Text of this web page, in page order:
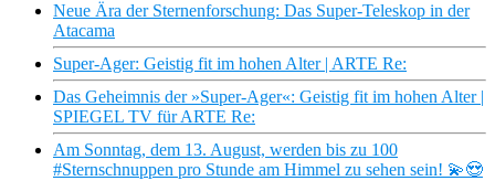
Neue Ära der Sternenforschung: Das Super-Teleskop in der
Atacama
Super-Ager: Geistig fit im hohen Alter | ARTE Re:
Das Geheimnis der »Super-Ager«: Geistig fit im hohen Alter |
SPIEGEL TV für ARTE Re:
Am Sonntag, dem 13. August, werden bis zu 100
#Sternschnuppen pro Stunde am Himmel zu sehen sein! 💫😍